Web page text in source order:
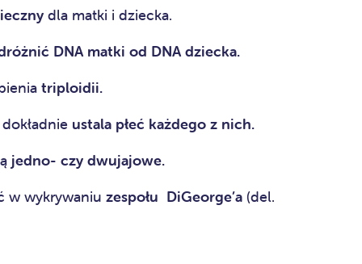
dla matki i dziecka.
DNA matki od DNA dziecka.
triploidii.
ustala płeć każdego z nich.
jedno- czy dwujajowe.
w wykrywaniu zespołu DiGeorge’a (del.